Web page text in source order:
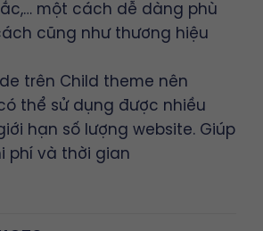
một cách dễ dàng phù
cũng như thương hiệu
trên Child theme nên
thể sử dụng được nhiều
hạn số lượng website. Giúp
phí và thời gian